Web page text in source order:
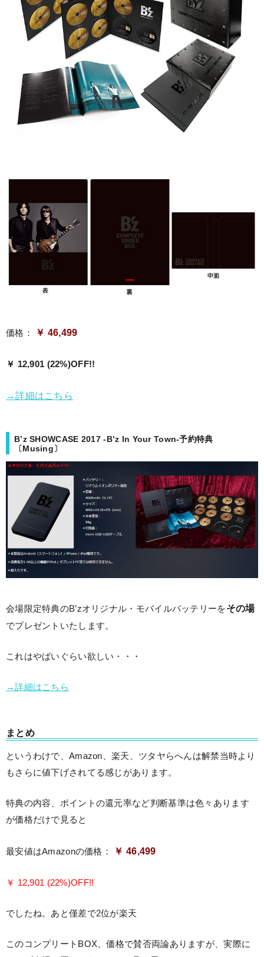
価格： ￥ 46,499
￥ 12,901 (22%)OFF!!
→詳細はこちら
B’z SHOWCASE 2017 -B’z In Your Town-予約特典
〔Musing〕
会場限定特典のB’zオリジナル・モバイルバッテリーをその場
でプレゼントいたします。
これはやばいぐらい欲しい・・・
→詳細はこちら
まとめ
というわけで、Amazon、楽天、ツタヤらへんは解禁当時より
もさらに値下げされてる感じがあります。
特典の内容、ポイントの還元率など判断基準は色々あります
が価格だけで見ると
最安値はAmazonの価格： ￥ 46,499
￥ 12,901 (22%)OFF!!
でしたね。あと僅差で2位が楽天
このコンプリートBOX、価格で賛否両論ありますが、実際に